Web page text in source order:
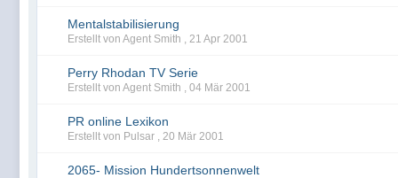
Mentalstabilisierung
Erstellt von Agent Smith , 21 Apr 2001
Perry Rhodan TV Serie
Erstellt von Agent Smith , 04 Mär 2001
PR online Lexikon
Erstellt von Pulsar , 20 Mär 2001
2065- Mission Hundertsonnenwelt